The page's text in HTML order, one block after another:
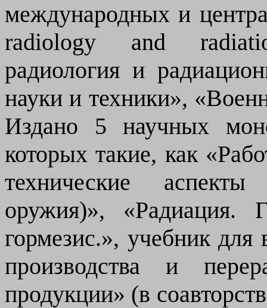
международных и
radiology and
радиология и
науки и техники»,
Издано 5 научных
которых такие, как
технические аспекты
оружия)», «Радиация.
гормезис.», учебник для
производства и
продукции» (в